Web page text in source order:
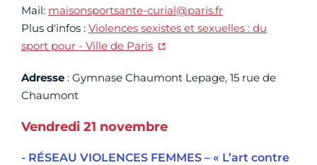
Mail: maisonsportsante-curial@paris.fr
Plus d'infos : Violences sexistes et sexuelles : du
sport pour - Ville de Paris
Adresse : Gymnase Chaumont Lepage, 15 rue de
Chaumont
Vendredi 21 novembre
- RÉSEAU VIOLENCES FEMMES – « L’art contre